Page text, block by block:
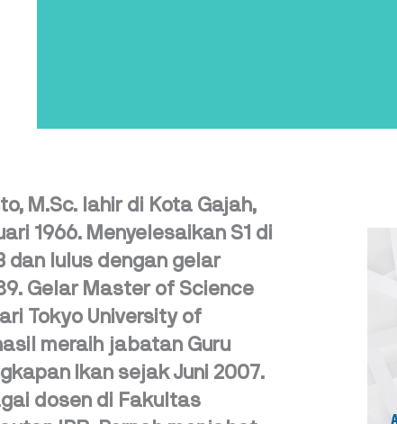
M.Sc. lahir di Kota Gajah,
1966. Menyelesaikan S1 di
dan lulus dengan gelar
Gelar Master of Science
Tokyo University of
meraih jabatan Guru
Ikan sejak Juni 2007.
dosen di Fakultas